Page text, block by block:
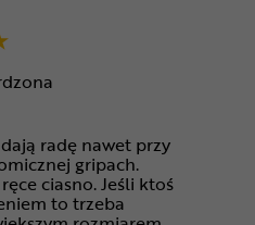
radę nawet przy
gripach.
ciasno. Jeśli ktoś
to trzeba